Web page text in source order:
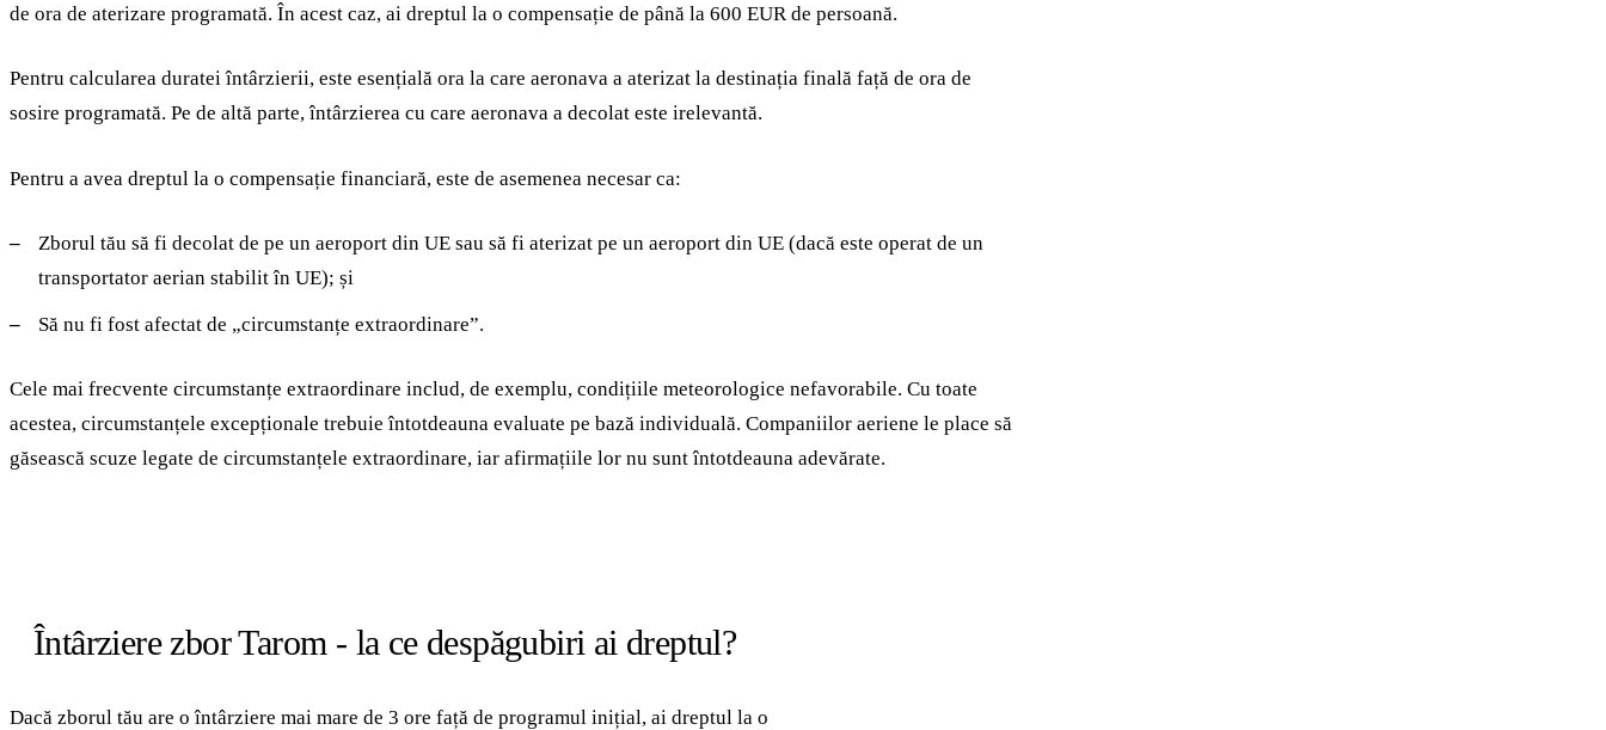
de ora de aterizare programată. În acest caz, ai dreptul la o compensație de până la 600 EUR de persoană.
Pentru calcularea duratei întârzierii, este esențială ora la care aeronava a aterizat la destinația finală față de ora de
sosire programată. Pe de altă parte, întârzierea cu care aeronava a decolat este irelevantă.
Pentru a avea dreptul la o compensație financiară, este de asemenea necesar ca:
Zborul tău să fi decolat de pe un aeroport din UE sau să fi aterizat pe un aeroport din UE (dacă este operat de un
transportator aerian stabilit în UE); și
Să nu fi fost afectat de „circumstanțe extraordinare”.
Cele mai frecvente circumstanțe extraordinare includ, de exemplu, condițiile meteorologice nefavorabile. Cu toate
acestea, circumstanțele excepționale trebuie întotdeauna evaluate pe bază individuală. Companiilor aeriene le place să
găsească scuze legate de circumstanțele extraordinare, iar afirmațiile lor nu sunt întotdeauna adevărate.
Întârziere zbor Tarom - la ce despăgubiri ai dreptul?
Dacă zborul tău are o întârziere mai mare de 3 ore față de programul inițial, ai dreptul la o